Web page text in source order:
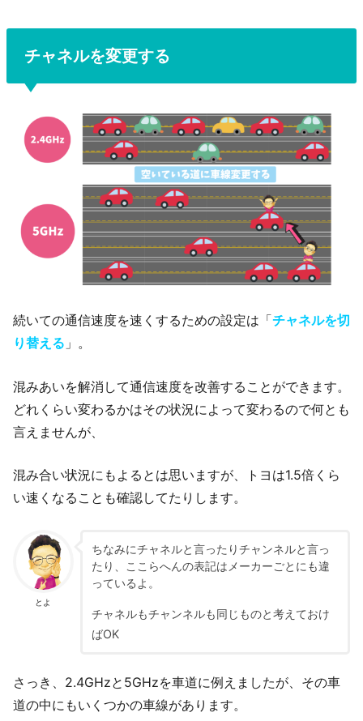
チャネルを変更する
続いての通信速度を速くするための設定は「チャネルを切
り替える 」。
混みあいを解消して通信速度を改善することができます。
どれくらい変わるかはその状況によって変わるので何とも
言えませんが、
混み合い状況にもよるとは思いますが、トヨは1.5倍くら
い速くなることも確認してたりします。
とよ
ちなみにチャネルと言ったりチャンネルと言っ
たり、ここらへんの表記はメーカーごとにも違
っているよ。
チャネルもチャンネルも同じものと考えておけ
ばOK
さっき、2.4GHzと5GHzを車道に例えましたが、その車
道の中にもいくつかの車線があります。